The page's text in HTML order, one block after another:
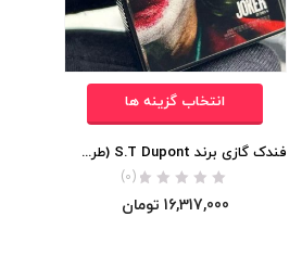
انتخاب گزینه ها
فندک گازی برند S.T Dupont (طرح جوکر) اورجینال
(0)
16,317,000 تومان